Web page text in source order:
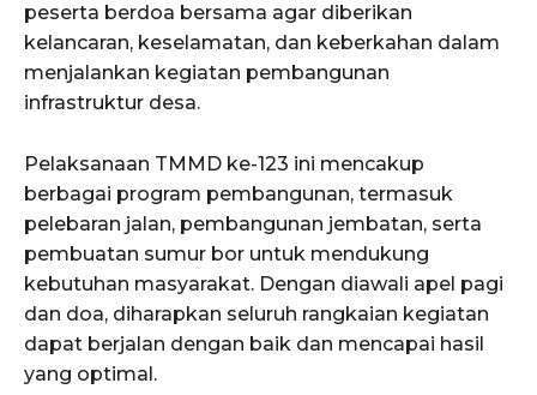
peserta berdoa bersama agar diberikan
kelancaran, keselamatan, dan keberkahan dalam
menjalankan kegiatan pembangunan
infrastruktur desa.
Pelaksanaan TMMD ke-123 ini mencakup
berbagai program pembangunan, termasuk
pelebaran jalan, pembangunan jembatan, serta
pembuatan sumur bor untuk mendukung
kebutuhan masyarakat. Dengan diawali apel pagi
dan doa, diharapkan seluruh rangkaian kegiatan
dapat berjalan dengan baik dan mencapai hasil
yang optimal.